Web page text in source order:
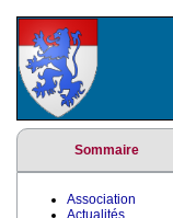
Sommaire
Association
Actualités